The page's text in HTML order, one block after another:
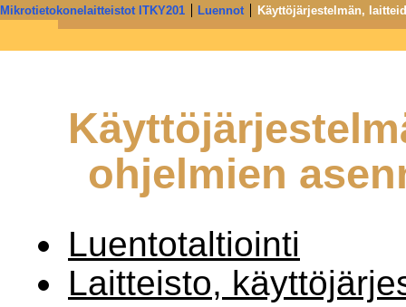
ohjelmien
Luentotaltiointi
Laitteisto,
Informaatioteknologia - Jyväskylän yliopiston IT-tiedekunta
Mikrotietokonelaitteistot ITKY201 Luennot Käyttöjärjestelmän,